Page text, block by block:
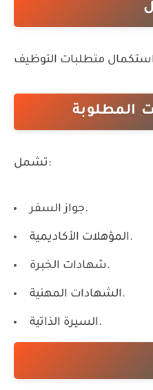
تشمل:
جواز السفر.
المؤهلات الأكاديمية.
شهادات الخبرة.
الشهادات المهنية.
السيرة الذاتية.